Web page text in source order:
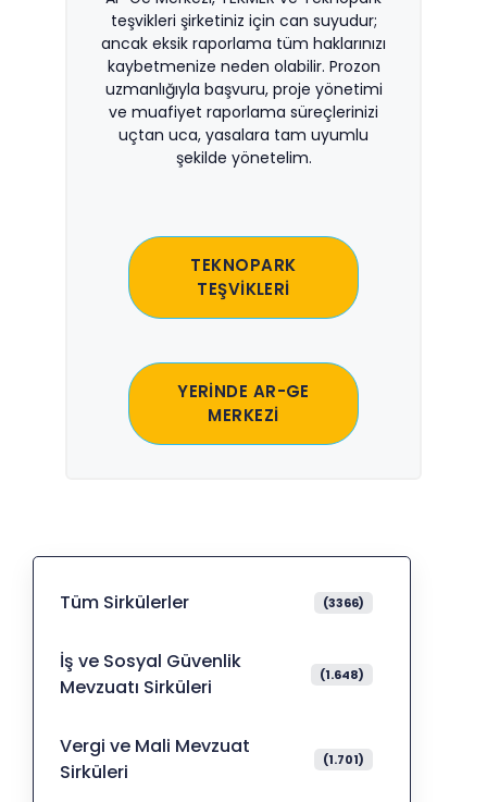
teşvikleri şirketiniz için can suyudur;
ancak eksik raporlama tüm haklarınızı
kaybetmenize neden olabilir. Prozon
uzmanlığıyla başvuru, proje yönetimi
ve muafiyet raporlama süreçlerinizi
uçtan uca, yasalara tam uyumlu
şekilde yönetelim.
TEKNOPARK
TEŞVİKLERİ
YERİNDE AR-GE
MERKEZİ
Tüm Sirkülerler (3366)
İş ve Sosyal Güvenlik
Mevzuatı Sirküleri
(1.648)
Vergi ve Mali Mevzuat
Sirküleri
(1.701)